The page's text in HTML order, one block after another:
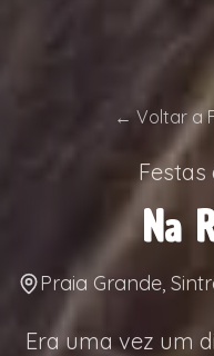
← Voltar a
Festas
Na
Praia Grande,
Era uma vez um